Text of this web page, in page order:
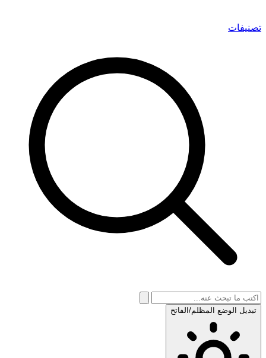
تصنيفات
تبديل الوضع المظلم/الفاتح